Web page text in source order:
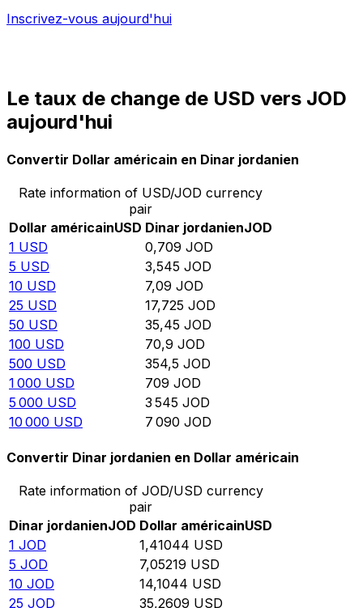
Inscrivez-vous aujourd'hui
Le taux de change de USD vers JOD
aujourd'hui
Convertir Dollar américain en Dinar jordanien
Rate information of USD/JOD currency
pair
Dollar américainUSD Dinar jordanienJOD
1 USD 0,709 JOD
5 USD 3,545 JOD
10 USD 7,09 JOD
25 USD 17,725 JOD
50 USD 35,45 JOD
100 USD 70,9 JOD
500 USD 354,5 JOD
1 000 USD 709 JOD
5 000 USD 3 545 JOD
10 000 USD 7 090 JOD
Convertir Dinar jordanien en Dollar américain
Rate information of JOD/USD currency
pair
Dinar jordanienJOD Dollar américainUSD
1 JOD 1,41044 USD
5 JOD 7,05219 USD
10 JOD 14,1044 USD
25 JOD 35,2609 USD